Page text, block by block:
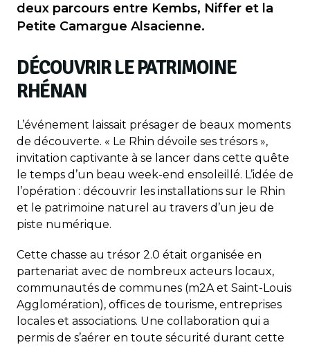
deux parcours entre Kembs, Niffer et la
Petite Camargue Alsacienne.
DÉCOUVRIR LE PATRIMOINE
RHÉNAN
L’événement laissait présager de beaux moments
de découverte. « Le Rhin dévoile ses trésors »,
invitation captivante à se lancer dans cette quête
le temps d’un beau week-end ensoleillé. L’idée de
l’opération : découvrir les installations sur le Rhin
et le patrimoine naturel au travers d’un jeu de
piste numérique.
Cette chasse au trésor 2.0 était organisée en
partenariat avec de nombreux acteurs locaux,
communautés de communes (m2A et Saint-Louis
Agglomération), offices de tourisme, entreprises
locales et associations. Une collaboration qui a
permis de s’aérer en toute sécurité durant cette